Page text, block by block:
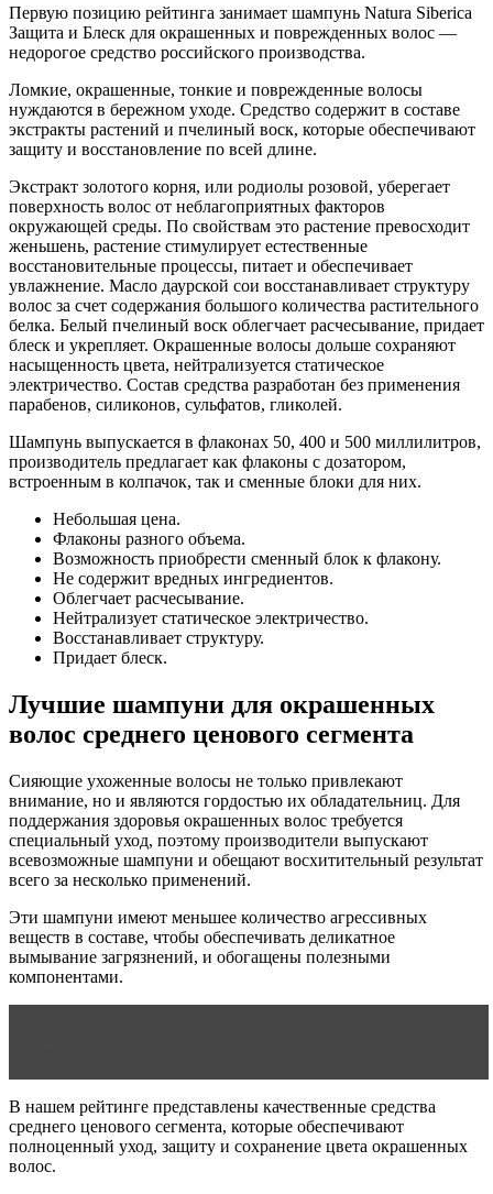
Первую позицию рейтинга занимает шампунь Natura Siberica
Защита и Блеск для окрашенных и поврежденных волос —
недорогое средство российского производства.
Ломкие, окрашенные, тонкие и поврежденные волосы
нуждаются в бережном уходе. Средство содержит в составе
экстракты растений и пчелиный воск, которые обеспечивают
защиту и восстановление по всей длине.
Экстракт золотого корня, или родиолы розовой, уберегает
поверхность волос от неблагоприятных факторов
окружающей среды. По свойствам это растение превосходит
женьшень, растение стимулирует естественные
восстановительные процессы, питает и обеспечивает
увлажнение. Масло даурской сои восстанавливает структуру
волос за счет содержания большого количества растительного
белка. Белый пчелиный воск облегчает расчесывание, придает
блеск и укрепляет. Окрашенные волосы дольше сохраняют
насыщенность цвета, нейтрализуется статическое
электричество. Состав средства разработан без применения
парабенов, силиконов, сульфатов, гликолей.
Шампунь выпускается в флаконах 50, 400 и 500 миллилитров,
производитель предлагает как флаконы с дозатором,
встроенным в колпачок, так и сменные блоки для них.
Небольшая цена.
Флаконы разного объема.
Возможность приобрести сменный блок к флакону.
Не содержит вредных ингредиентов.
Облегчает расчесывание.
Нейтрализует статическое электричество.
Восстанавливает структуру.
Придает блеск.
Лучшие шампуни для окрашенных
волос среднего ценового сегмента
Сияющие ухоженные волосы не только привлекают
внимание, но и являются гордостью их обладательниц. Для
поддержания здоровья окрашенных волос требуется
специальный уход, поэтому производители выпускают
всевозможные шампуни и обещают восхитительный результат
всего за несколько применений.
Эти шампуни имеют меньшее количество агрессивных
веществ в составе, чтобы обеспечивать деликатное
вымывание загрязнений, и обогащены полезными
компонентами.
В нашем рейтинге представлены качественные средства
среднего ценового сегмента, которые обеспечивают
полноценный уход, защиту и сохранение цвета окрашенных
волос.